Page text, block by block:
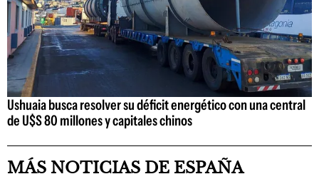
Ushuaia busca resolver su déficit energético con una central
de U$S 80 millones y capitales chinos
MÁS NOTICIAS DE ESPAÑA